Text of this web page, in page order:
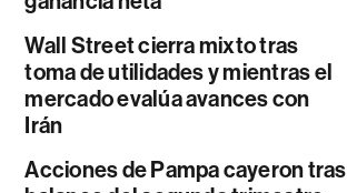
Wall Street cierra mixto tras
toma de utilidades y mientras el
mercado evalúa avances con
Irán
Acciones de Pampa cayeron tras